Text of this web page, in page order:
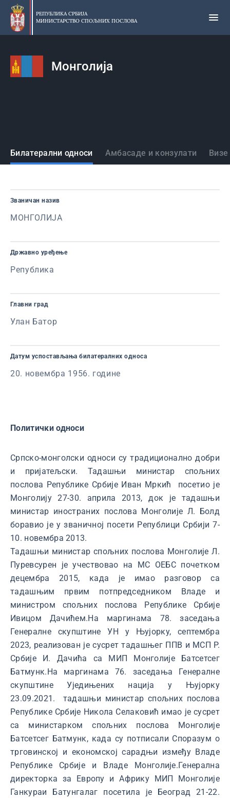
Прескочи
главни
део
РЕПУБЛИКА СРБИЈА
МИНИСТАРСТВО СПОЉНИХ ПОСЛОВА
Монголија
Државе
Билатерални односи Амбасаде и конзулати
Званичан назив
МОНГОЛИЈА
Државно уређење
Република
Главни град
Улан Батор
Датум успостављања билатералних односа
20. новембра 1956. године
Политички односи
Српско-монголски односи су традиционално добри
и пријатељски. Тадашњи министар спољних
послова Републике Србије Иван Мркић посетио је
Монголију 27-30. априла 2013, док је тадашњи
министар иностраних послова Монголије Л. Болд
боравио је у званичној посети Републици Србији 7-
10. новембра 2013.
Тадашњи министар спољних послова Монголије Л.
Пуревсурен је учествовао на МС ОЕБС почетком
децембра 2015, када је имао разговор са
тадашњим првим потпредседником Владе и
министром спољних послова Републике Србије
Ивицом Дачићем.На маргинама 78. заседања
Генералне скупштине УН у Њујорку, септембра
2023, реализован је сусрет тадашњег ППВ и МСП Р.
Србије И. Дачића са МИП Монголије Батсетсег
Батмунк.На маргинама 76. заседања Генералне
скупштине Уједињених нација у Њујорку
23.09.2021. тадашњи министар спољних послова
Републике Србије Никола Селаковић имао је сусрет
са министарком спољних послова Монголије
Батсетсег Батмунк, када су потписали Споразум о
трговинској и економској сарадњи између Владе
Републике Србије и Владе Монголије.Генерална
директорка за Европу и Африку МИП Монголије
Ганкураи Батунгалаг посетила је Београд 21-22.